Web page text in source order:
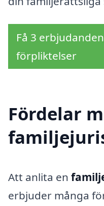
Få 3
förpliktelser
Fördelar
Att anlita en
erbjuder många